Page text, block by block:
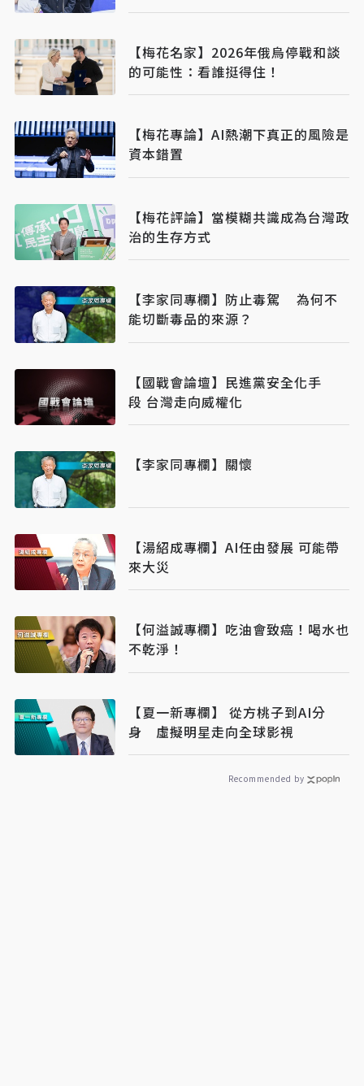
【梅花名家】2026年俄烏停戰和談
的可能性：看誰挺得住！
【梅花專論】AI熱潮下真正的風險是
資本錯置
【梅花評論】當模糊共識成為台灣政
治的生存方式
【李家同專欄】防止毒駕 為何不
能切斷毒品的來源？
【國戰會論壇】民進黨安全化手
段 台灣走向威權化
【李家同專欄】關懷
【湯紹成專欄】AI任由發展 可能帶
來大災
【何溢誠專欄】吃油會致癌！喝水也
不乾淨！
【夏一新專欄】 從方桃子到AI分
身 虛擬明星走向全球影視
Recommended by